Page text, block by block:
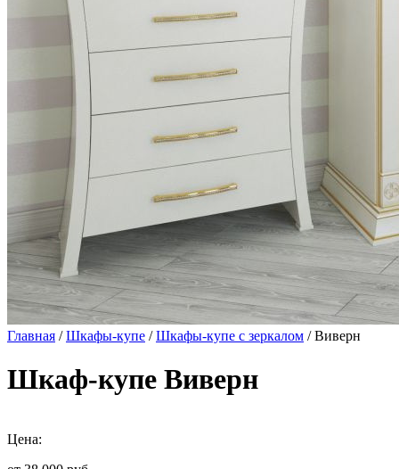
Главная /Шкафы-купе /Шкафы-купе с зеркалом / Виверн
Шкаф-купе Виверн
Цена: